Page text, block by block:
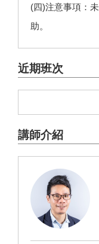
(四)注意事項：
助。
近期班次
講師介紹